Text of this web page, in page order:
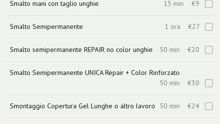
Smalto mani con taglio unghie 15 min €9
Smalto Semipermanente 1 ora €27
Smalto semipermanente REPAIR no color unghie 50 min €20
Smalto Semipermanente UNICA Repair + Color Rinforzato
50 min €30
Smontaggio Copertura Gel Lunghe o altro lavoro 50 min €24